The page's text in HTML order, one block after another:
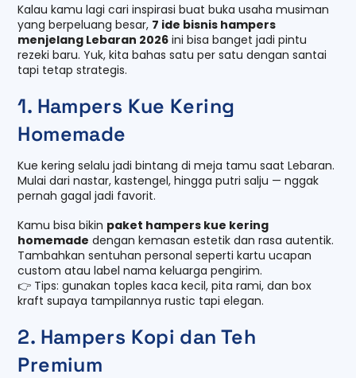
Kalau kamu lagi cari inspirasi buat buka usaha musiman
yang berpeluang besar, 7 ide bisnis hampers
menjelang Lebaran 2026 ini bisa banget jadi pintu
rezeki baru. Yuk, kita bahas satu per satu dengan santai
tapi tetap strategis.
1. Hampers Kue Kering
Homemade
Kue kering selalu jadi bintang di meja tamu saat Lebaran.
Mulai dari nastar, kastengel, hingga putri salju — nggak
pernah gagal jadi favorit.
Kamu bisa bikin paket hampers kue kering
homemade dengan kemasan estetik dan rasa autentik.
Tambahkan sentuhan personal seperti kartu ucapan
custom atau label nama keluarga pengirim.
👉 Tips: gunakan toples kaca kecil, pita rami, dan box
kraft supaya tampilannya rustic tapi elegan.
2. Hampers Kopi dan Teh
Premium